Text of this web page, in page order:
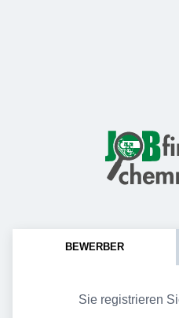
BEWERBER
Sie registrieren